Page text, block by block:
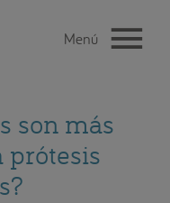
son más
prótesis